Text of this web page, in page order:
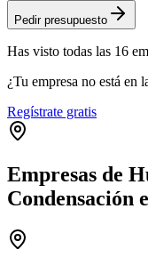
Pedir presupuesto
Has visto todas las 16
¿Tu empresa no está en
Regístrate gratis
Empresas de
Condensación